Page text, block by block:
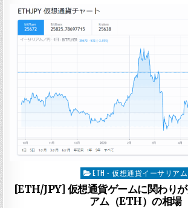
Posted
in
ETH - 仮想通貨イーサリアム
[ETH/JPY] 仮想通貨ゲームに関わり
アム（ETH）の相場